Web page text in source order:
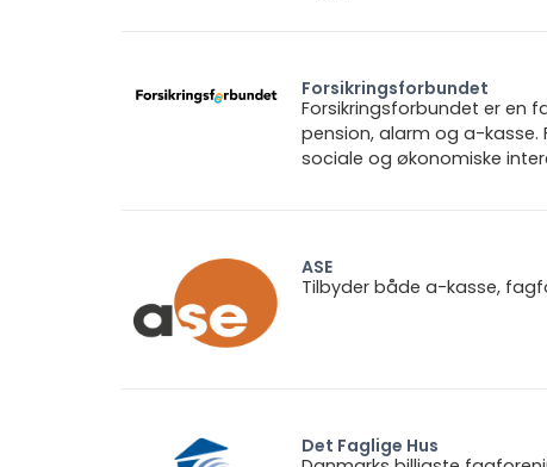
Forsikringsforbundet
Forsikringsforbundet er en
pension, alarm og a-
sociale og økonomiske
ASE
Tilbyder både a-kasse,
Det Faglige Hus